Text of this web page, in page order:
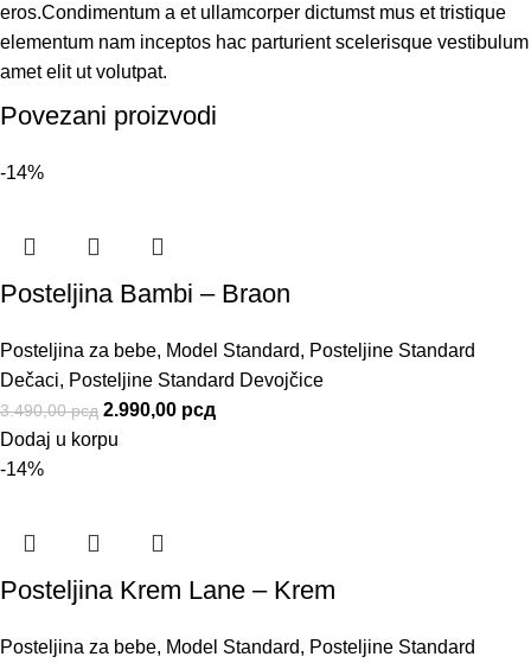
eros.Condimentum a et ullamcorper dictumst mus et tristique
elementum nam inceptos hac parturient scelerisque vestibulum
amet elit ut volutpat.
Povezani proizvodi
-14%
Posteljina Bambi – Braon
Posteljina za bebe, Model Standard, Posteljine Standard
Dečaci, Posteljine Standard Devojčice
3.490,00рсд 2.990,00 рсд
Dodaj u korpu
-14%
Posteljina Krem Lane – Krem
Posteljina za bebe, Model Standard, Posteljine Standard